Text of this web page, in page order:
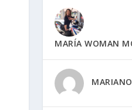
MARÍA WOMAN